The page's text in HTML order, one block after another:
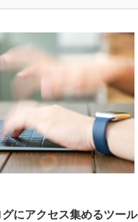
にアクセス集めるツール